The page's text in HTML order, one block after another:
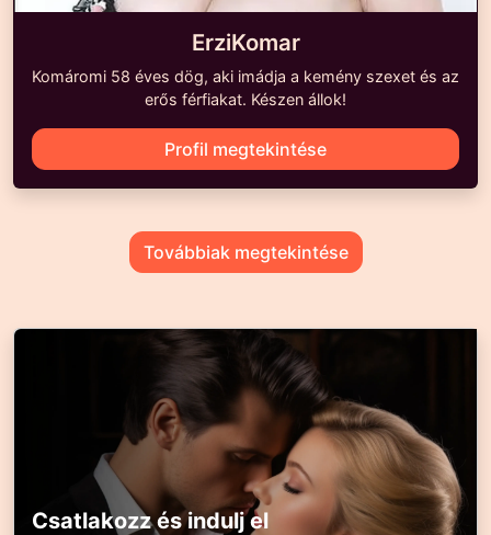
ErziKomar
Komáromi 58 éves dög, aki imádja a kemény szexet és az
erős férfiakat. Készen állok!
Profil megtekintése
Továbbiak megtekintése
Csatlakozz és indulj el